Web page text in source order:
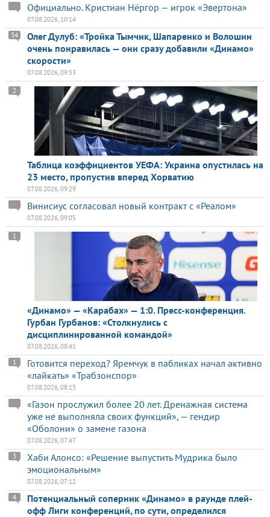
Официально. Кристиан Нёргор — игрок «Эвертона»
07.08.2026, 10:14
Олег Дулуб: «Тройка Тымчик, Шапаренко и Волошин
очень понравилась — они сразу добавили «Динамо»
скорости»
34
07.08.2026, 09:53
Таблица коэффициентов УЕФА: Украина опустилась на
23 место, пропустив вперед Хорватию
2
07.08.2026, 09:29
Винисиус согласовал новый контракт с «Реалом»
07.08.2026, 09:05
«Динамо» — «Карабах» — 1:0. Пресс-конференция.
Гурбан Гурбанов: «Столкнулись с
дисциплинированной командой»
1
07.08.2026, 08:41
Готовится переход? Яремчук в пабликах начал активно
«лайкать» «Трабзонспор»
1
07.08.2026, 08:15
«Газон прослужил более 20 лет. Дренажная система
уже не выполняла своих функций», — гендир
«Оболони» о замене газона
07.08.2026, 07:47
Хаби Алонсо: «Решение выпустить Мудрика было
эмоциональным»
3
07.08.2026, 07:12
Потенциальный соперник «Динамо» в раунде плей-
офф Лиги конференций, по сути, определился
4